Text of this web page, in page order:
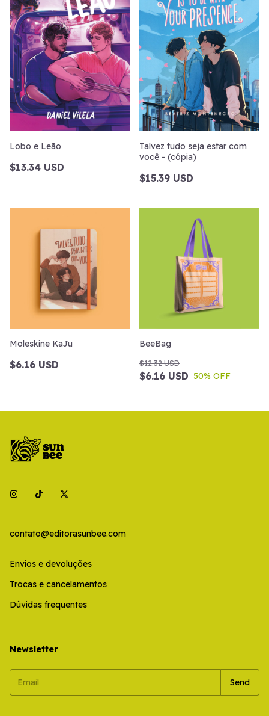
Lobo e Leão
$13.34 USD
Talvez tudo seja estar com
você - (cópia)
$15.39 USD
Moleskine KaJu
$6.16 USD
BeeBag
$6.16 USD
$12.32 USD
50% OFF
contato@editorasunbee.com
Envios e devoluções
Trocas e cancelamentos
Dúvidas frequentes
Newsletter